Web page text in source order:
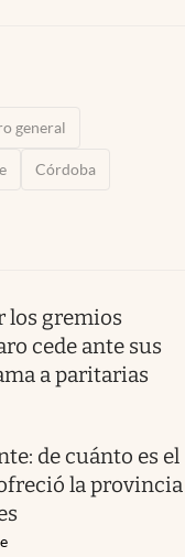
general
Córdoba
los gremios
cede ante sus
a paritarias
de cuánto es el
la provincia